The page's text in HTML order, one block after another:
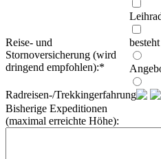
Reise- und
Stornoversicherung (wird
dringend empfohlen):*
besteht
Radreisen-/Trekkingerfahrung:
Bisherige Expeditionen
(maximal erreichte Höhe):